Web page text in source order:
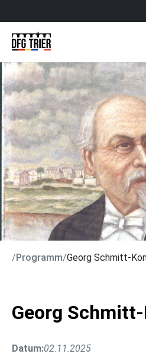
/Programm/Georg Schmitt-
Georg
Datum:02.11.2025